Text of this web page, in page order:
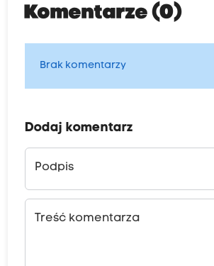
Komentarze (0)
Brak komentarzy
Dodaj komentarz
Podpis
Treść komentarza